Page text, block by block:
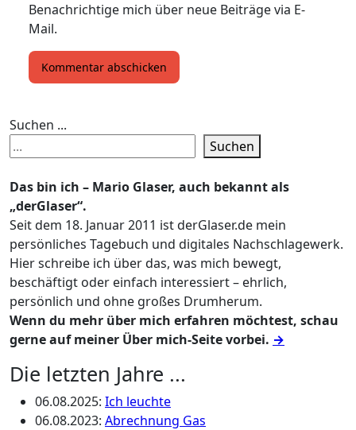
Benachrichtige mich über neue Beiträge via E-
Mail.
Suchen ...
Suchen
Das bin ich – Mario Glaser, auch bekannt als
„derGlaser“.
Seit dem 18. Januar 2011 ist derGlaser.de mein
persönliches Tagebuch und digitales Nachschlagewerk.
Hier schreibe ich über das, was mich bewegt,
beschäftigt oder einfach interessiert – ehrlich,
persönlich und ohne großes Drumherum.
Wenn du mehr über mich erfahren möchtest, schau
gerne auf meiner Über mich-Seite vorbei. →
Die letzten Jahre ...
06.08.2025: Ich leuchte
06.08.2023: Abrechnung Gas